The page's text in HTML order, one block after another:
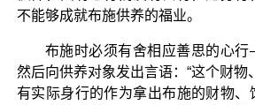
不能够成就布施供养的福业。
布施时必须有舍相应善思的心
然后向供养对象发出言语：“这个财物
有实际身行的作为拿出布施的财物、